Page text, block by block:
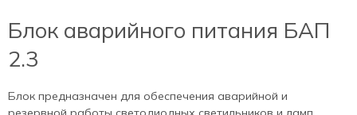
Блок аварийного питания БАП
2.3
Блок предназначен для обеспечения аварийной и